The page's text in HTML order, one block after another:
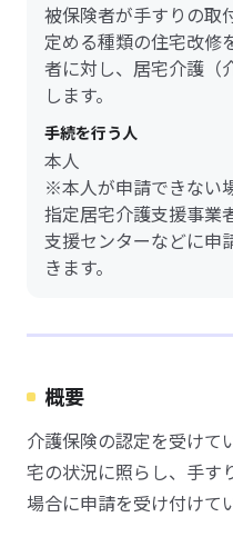
被保険者が手すりの取
定める種類の住宅改修
者に対し、居宅介護（
します。
手続を行う人
本人
※本人が申請できない
指定居宅介護支援事業
支援センターなどに申
きます。
概要
介護保険の認定を受けて
宅の状況に照らし、手す
場合に申請を受け付けて